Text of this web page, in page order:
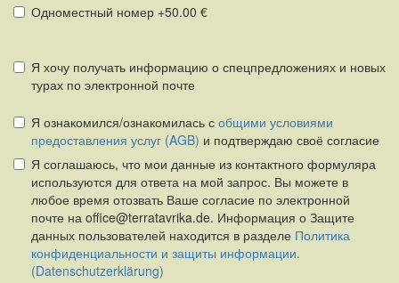
Одноместный номер +50.00 €
Я хочу получать информацию о спецпредложениях и новых
турах по электронной почте
Я ознакомился/ознакомилась с общими условиями
предоставления услуг (AGB) и подтверждаю своё согласие
Я соглашаюсь, что мои данные из контактного формуляра
используются для ответа на мой запрос. Вы можете в
любое время отозвать Ваше согласие по электронной
почте на office@terratavrika.de. Информация о Защите
данных пользователей находится в разделе Политика
конфиденциальности и защиты информации.
(Datenschutzerklärung)